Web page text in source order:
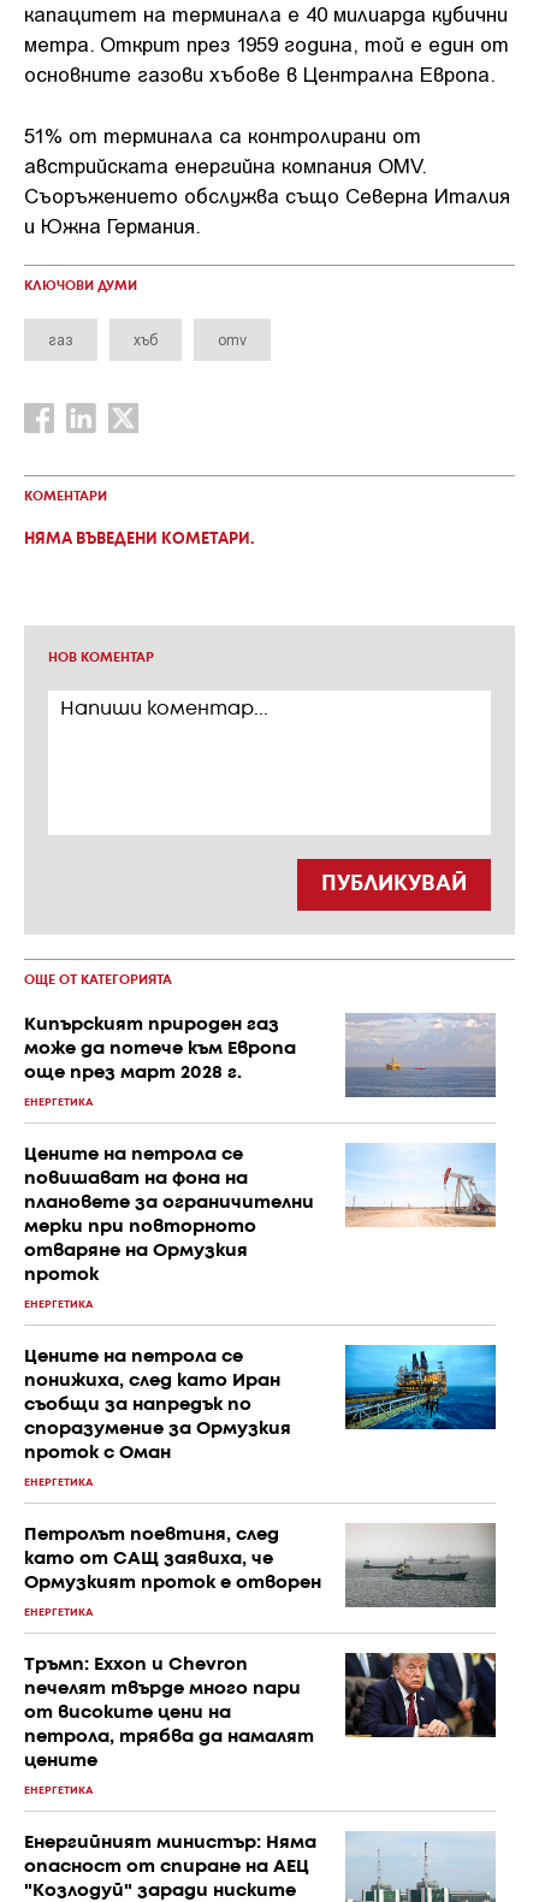
капацитет на терминала е 40 милиарда кубични
метра. Открит през 1959 година, той е един от
основните газови хъбове в Централна Европа.
51% от терминала са контролирани от
австрийската енергийна компания OMV.
Съоръжението обслужва също Северна Италия
и Южна Германия.
КЛЮЧОВИ ДУМИ
газ хъб omv
КОМЕНТАРИ
НЯМА ВЪВЕДЕНИ КОМЕТАРИ.
НОВ КОМЕНТАР
ПУБЛИКУВАЙ
ОЩЕ ОТ КАТЕГОРИЯТА
Кипърският природен газ
може да потече към Европа
още през март 2028 г.
ЕНЕРГЕТИКА
Цените на петрола се
повишават на фона на
плановете за ограничителни
мерки при повторното
отваряне на Ормузкия
проток
ЕНЕРГЕТИКА
Цените на петрола се
понижиха, след като Иран
съобщи за напредък по
споразумение за Ормузкия
проток с Оман
ЕНЕРГЕТИКА
Петролът поевтиня, след
като от САЩ заявиха, че
Ормузкият проток е отворен
ЕНЕРГЕТИКА
Тръмп: Exxon и Chevron
печелят твърде много пари
от високите цени на
петрола, трябва да намалят
цените
ЕНЕРГЕТИКА
Енергийният министър: Няма
опасност от спиране на АЕЦ
"Козлодуй" заради ниските